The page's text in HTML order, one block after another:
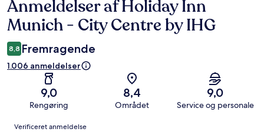
Anmeldelser
Anmeldelser af Holiday Inn
Munich - City Centre by IHG
8,8 Fremragende
1.006 anmeldelser
9,0
Rengøring
8,4
Området
9,0
Service og personale
Anmeldelser
Verificeret anmeldelse